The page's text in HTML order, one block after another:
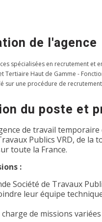
de l'agence
spécialisées en recrutement
Tertiaire Haut de Gamme -
sur une procédure de
du poste et
de travail
Publics VRD, de la
toute la France.
:
Société de Travaux
leur équipe
de missions